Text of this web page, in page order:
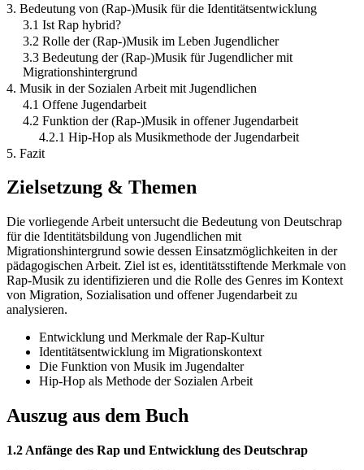
3. Bedeutung von (Rap-)Musik für die Identitätsentwicklung
3.1 Ist Rap hybrid?
3.2 Rolle der (Rap-)Musik im Leben Jugendlicher
3.3 Bedeutung der (Rap-)Musik für Jugendlicher mit
Migrationshintergrund
4. Musik in der Sozialen Arbeit mit Jugendlichen
4.1 Offene Jugendarbeit
4.2 Funktion der (Rap-)Musik in offener Jugendarbeit
4.2.1 Hip-Hop als Musikmethode der Jugendarbeit
5. Fazit
Zielsetzung & Themen
Die vorliegende Arbeit untersucht die Bedeutung von Deutschrap
für die Identitätsbildung von Jugendlichen mit
Migrationshintergrund sowie dessen Einsatzmöglichkeiten in der
pädagogischen Arbeit. Ziel ist es, identitätsstiftende Merkmale von
Rap-Musik zu identifizieren und die Rolle des Genres im Kontext
von Migration, Sozialisation und offener Jugendarbeit zu
analysieren.
Entwicklung und Merkmale der Rap-Kultur
Identitätsentwicklung im Migrationskontext
Die Funktion von Musik im Jugendalter
Hip-Hop als Methode der Sozialen Arbeit
Auszug aus dem Buch
1.2 Anfänge des Rap und Entwicklung des Deutschrap